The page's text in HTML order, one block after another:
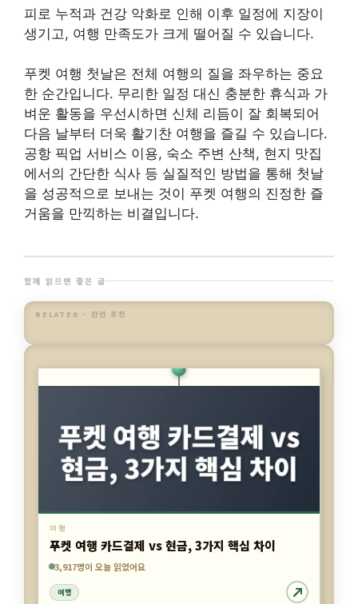
피로 누적과 건강 악화로 인해 이후 일정에 지장이
생기고, 여행 만족도가 크게 떨어질 수 있습니다.
푸켓 여행 첫날은 전체 여행의 질을 좌우하는 중요
한 순간입니다. 무리한 일정 대신 충분한 휴식과 가
벼운 활동을 우선시하면 신체 리듬이 잘 회복되어
다음 날부터 더욱 활기찬 여행을 즐길 수 있습니다.
공항 픽업 서비스 이용, 숙소 주변 산책, 현지 맛집
에서의 간단한 식사 등 실질적인 방법을 통해 첫날
을 성공적으로 보내는 것이 푸켓 여행의 진정한 즐
거움을 만끽하는 비결입니다.
함께 읽으면 좋은 글
RELATED · 관련 추천
6,781명이 오늘 읽었어요
여행
푸켓 여행 카드결제 vs 현금, 3가지 핵심 차이
3,917명이 오늘 읽었어요
여행
4,709명이 오늘 읽었어요